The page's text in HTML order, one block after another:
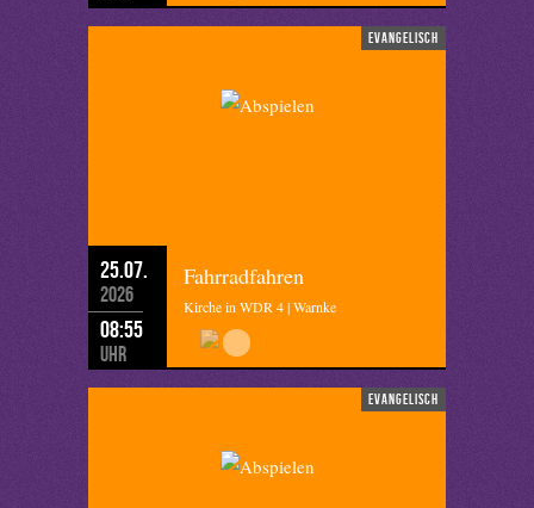
evangelisch
25.07.
2026
08:55
Uhr
Fahrradfahren
Kirche in WDR 4 | Warnke
evangelisch